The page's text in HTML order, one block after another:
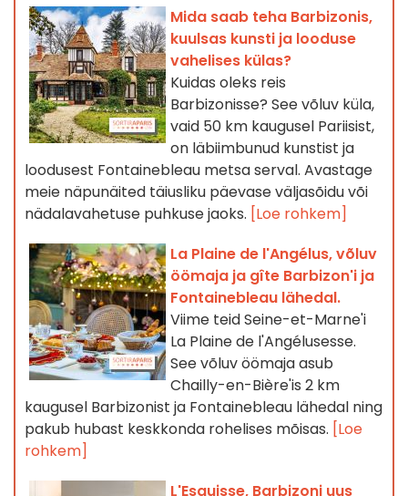
Mida saab teha Barbizonis,
kuulsas kunsti ja looduse
vahelises külas?
Kuidas oleks reis
Barbizonisse? See võluv küla,
vaid 50 km kaugusel Pariisist,
on läbiimbunud kunstist ja
loodusest Fontainebleau metsa serval. Avastage
meie näpunäited täiusliku päevase väljasõidu või
nädalavahetuse puhkuse jaoks. [Loe rohkem]
La Plaine de l'Angélus, võluv
öömaja ja gîte Barbizon'i ja
Fontainebleau lähedal.
Viime teid Seine-et-Marne'i
La Plaine de l'Angélusesse.
See võluv öömaja asub
Chailly-en-Bière'is 2 km
kaugusel Barbizonist ja Fontainebleau lähedal ning
pakub hubast keskkonda rohelises mõisas. [Loe
rohkem]
L'Esquisse, Barbizoni uus